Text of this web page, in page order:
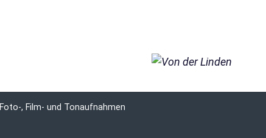
Foto-, Film- und Tonaufnahmen